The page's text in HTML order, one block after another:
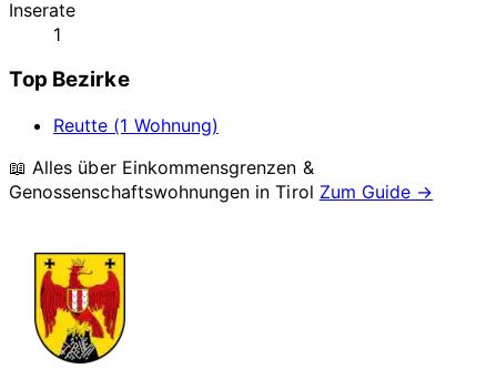
Inserate
1
Top Bezirke
Reutte (1 Wohnung)
📖 Alles über Einkommensgrenzen &
Genossenschaftswohnungen inTirol Zum Guide →